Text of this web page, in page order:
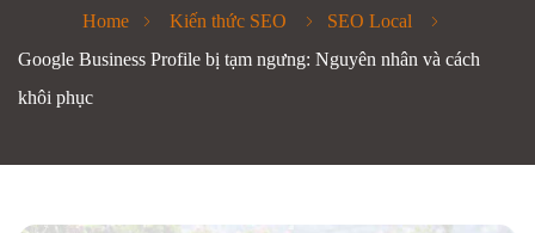
Home Kiến thức SEO
SEO Local
Google Business Profile bị tạm ngưng: Nguyên nhân và cách
khôi phục